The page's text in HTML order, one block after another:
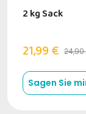
2 kg Sack
21,99 €
Sagen Sie